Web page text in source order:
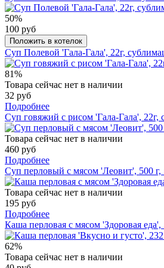
50%
100 руб
Положить в котелок
Суп Полевой 'Гала-Гала', 22г,
81%
Товара сейчас нет в наличии
32 руб
Подробнее
Суп говяжий с рисом 'Гала-Гала',
Товара сейчас нет в наличии
460 руб
Подробнее
Суп перловый с мясом 'Леовит', 500 г,
Товара сейчас нет в наличии
195 руб
Подробнее
Каша перловая с мясом 'Здоровая еда',
62%
Товара сейчас нет в наличии